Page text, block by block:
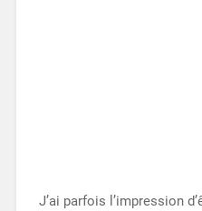
J’ai parfois l’impression